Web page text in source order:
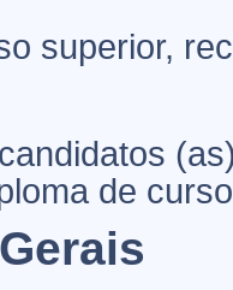
superior,
de